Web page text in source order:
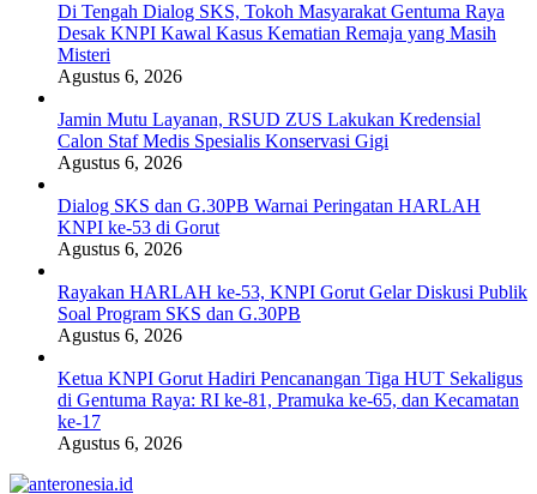
Di Tengah Dialog SKS, Tokoh Masyarakat Gentuma Raya
Desak KNPI Kawal Kasus Kematian Remaja yang Masih
Misteri
Agustus 6, 2026
Jamin Mutu Layanan, RSUD ZUS Lakukan Kredensial
Calon Staf Medis Spesialis Konservasi Gigi
Agustus 6, 2026
Dialog SKS dan G.30PB Warnai Peringatan HARLAH
KNPI ke-53 di Gorut
Agustus 6, 2026
Rayakan HARLAH ke-53, KNPI Gorut Gelar Diskusi Publik
Soal Program SKS dan G.30PB
Agustus 6, 2026
Ketua KNPI Gorut Hadiri Pencanangan Tiga HUT Sekaligus
di Gentuma Raya: RI ke-81, Pramuka ke-65, dan Kecamatan
ke-17
Agustus 6, 2026